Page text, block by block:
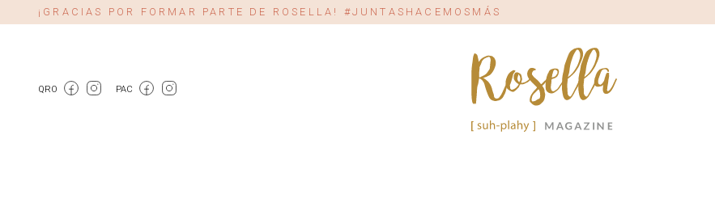
¡GRACIAS POR FORMAR PARTE DE ROSELLA! #JUNTASHACEMOSMÁS
QRO PAC